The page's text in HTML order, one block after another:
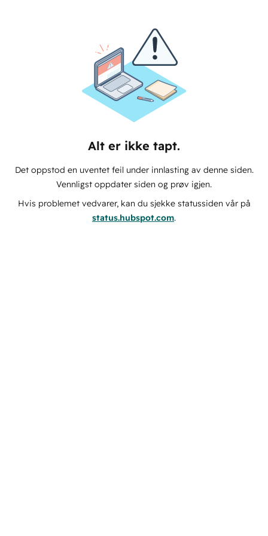
Alt er ikke tapt.
Det oppstod en uventet feil under innlasting av denne siden.
Vennligst oppdater siden og prøv igjen.
Hvis problemet vedvarer, kan du sjekke statussiden vår på
status.hubspot.com.